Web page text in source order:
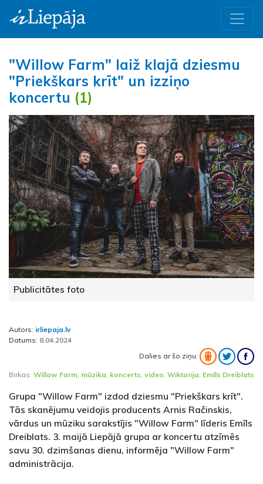
"Willow Farm" laiž klajā dziesmu
"Priekškars krīt" un izziņo
koncertu (1)
Publicitātes foto
Autors: irliepaja.lv
Datums: 8.04.2024
Dalies ar šo ziņu:
Birkas: Willow Farm, mūzika, koncerts, video, Wiktorija, Emīls Dreiblats
Grupa "Willow Farm" izdod dziesmu "Priekškars krīt".
Tās skanējumu veidojis producents Arnis Račinskis,
vārdus un mūziku sarakstījis "Willow Farm" līderis Emīls
Dreiblats. 3. maijā Liepājā grupa ar koncertu atzīmēs
savu 30. dzimšanas dienu, informēja "Willow Farm"
administrācija.